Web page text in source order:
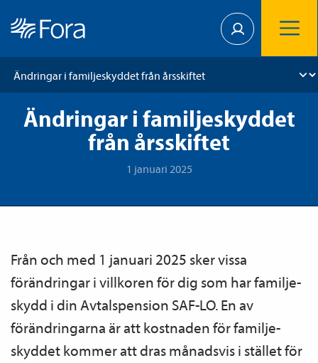
Ändringar i familjeskyddet
från årsskiftet
1 januari 2025
Från och med 1 januari 2025 sker vissa
förändringar i villkoren för dig som har familje­
skydd i din Avtals­pension SAF-LO. En av
förändringarna är att kostnaden för familje­
skyddet kommer att dras månadsvis i stället för